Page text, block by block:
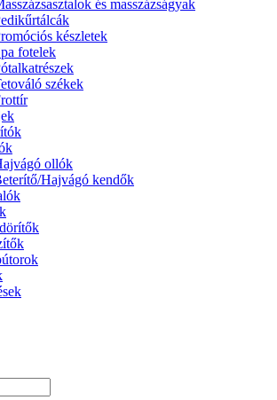
és masszázságyak
készletek
fotelek
székek
ollók
Hajvágó kendők